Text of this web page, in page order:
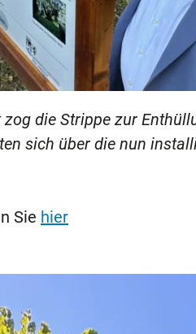
die Strippe zur
sich über die nun
Sie hier